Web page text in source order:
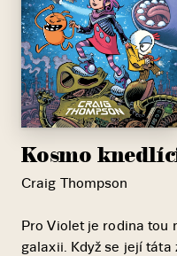
Kosmo
Craig Thompson
Pro Violet je rodina tou
galaxii. Když se její